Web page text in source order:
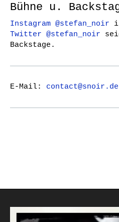
Bühne u.
Instagram @stefan_noir
Twitter @stefan_noir
Backstage.
E-Mail: contact@snoir.de